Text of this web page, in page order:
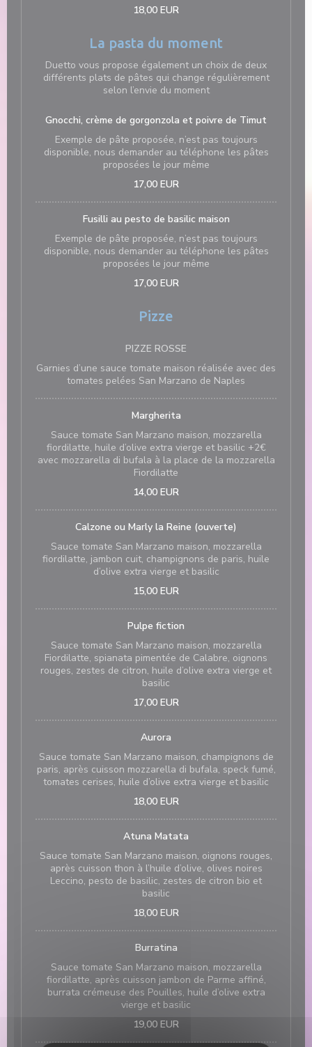
18,00 EUR
La pasta du moment
Duetto vous propose également un choix de deux
différents plats de pâtes qui change régulièrement
selon l’envie du moment
Gnocchi, crème de gorgonzola et poivre de Timut
Exemple de pâte proposée, n’est pas toujours
disponible, nous demander au téléphone les pâtes
proposées le jour même
17,00 EUR
Fusilli au pesto de basilic maison
Exemple de pâte proposée, n’est pas toujours
disponible, nous demander au téléphone les pâtes
proposées le jour même
17,00 EUR
Pizze
PIZZE ROSSE
Garnies d’une sauce tomate maison réalisée avec des
tomates pelées San Marzano de Naples
Margherita
Sauce tomate San Marzano maison, mozzarella
fiordilatte, huile d’olive extra vierge et basilic +2€
avec mozzarella di bufala à la place de la mozzarella
Fiordilatte
14,00 EUR
Calzone ou Marly la Reine (ouverte)
Sauce tomate San Marzano maison, mozzarella
fiordilatte, jambon cuit, champignons de paris, huile
d’olive extra vierge et basilic
15,00 EUR
Pulpe fiction
Sauce tomate San Marzano maison, mozzarella
Fiordilatte, spianata pimentée de Calabre, oignons
rouges, zestes de citron, huile d’olive extra vierge et
basilic
17,00 EUR
Aurora
Sauce tomate San Marzano maison, champignons de
paris, après cuisson mozzarella di bufala, speck fumé,
tomates cerises, huile d’olive extra vierge et basilic
18,00 EUR
Atuna Matata
Sauce tomate San Marzano maison, oignons rouges,
après cuisson thon à l’huile d’olive, olives noires
Leccino, pesto de basilic, zestes de citron bio et
basilic
18,00 EUR
Burratina
Sauce tomate San Marzano maison, mozzarella
fiordilatte, après cuisson jambon de Parme affiné,
burrata crémeuse des Pouilles, huile d’olive extra
vierge et basilic
19,00 EUR